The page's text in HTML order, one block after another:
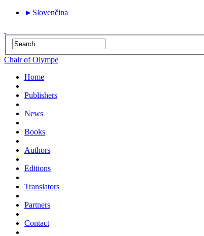
► Slovenčina
Chair of Olympe
Home
Publishers
News
Books
Authors
Editions
Translators
Partners
Contact